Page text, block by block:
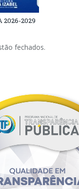
2026-2029
fechados.